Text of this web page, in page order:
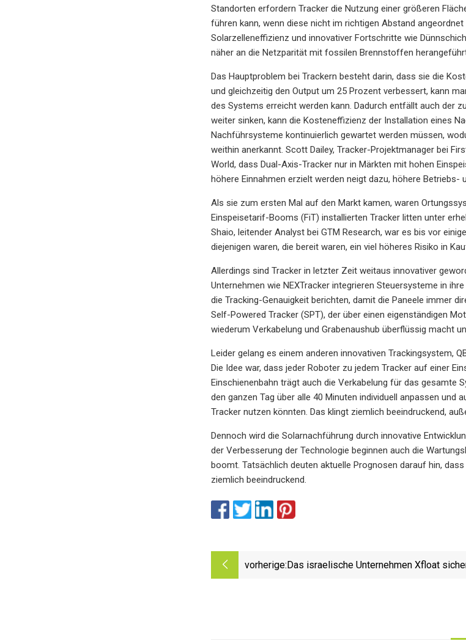
Standorten erfordern Tracker die Nutzung einer größeren
führen kann, wenn diese nicht im richtigen Abstand
Solarzelleneffizienz und innovativer Fortschritte wie
näher an die Netzparität mit fossilen Brennstoffen
Das Hauptproblem bei Trackern besteht darin, dass sie die
und gleichzeitig den Output um 25 Prozent verbessert, kann
des Systems erreicht werden kann. Dadurch entfällt auch der
weiter sinken, kann die Kosteneffizienz der Installation eines
Nachführsysteme kontinuierlich gewartet werden müssen,
weithin anerkannt. Scott Dailey, Tracker-Projektmanager bei
World, dass Dual-Axis-Tracker nur in Märkten mit hohen
höhere Einnahmen erzielt werden neigt dazu, höhere Betriebs-
Als sie zum ersten Mal auf den Markt kamen, waren
Einspeisetarif-Booms (FiT) installierten Tracker litten unter
Shaio, leitender Analyst bei GTM Research, war es bis vor
diejenigen waren, die bereit waren, ein viel höheres Risiko in
Allerdings sind Tracker in letzter Zeit weitaus innovativer
Unternehmen wie NEXTracker integrieren Steuersysteme in
die Tracking-Genauigkeit berichten, damit die Paneele immer
Self-Powered Tracker (SPT), der über einen eigenständigen
wiederum Verkabelung und Grabenaushub überflüssig macht
Leider gelang es einem anderen innovativen Trackingsystem,
Die Idee war, dass jeder Roboter zu jedem Tracker auf einer
Einschienenbahn trägt auch die Verkabelung für das gesamte
den ganzen Tag über alle 40 Minuten individuell anpassen
Tracker nutzen könnten. Das klingt ziemlich beeindruckend,
Dennoch wird die Solarnachführung durch innovative
der Verbesserung der Technologie beginnen auch die
boomt. Tatsächlich deuten aktuelle Prognosen darauf hin,
ziemlich beeindruckend.
vorherige:Das israelische Unternehmen Xfloat